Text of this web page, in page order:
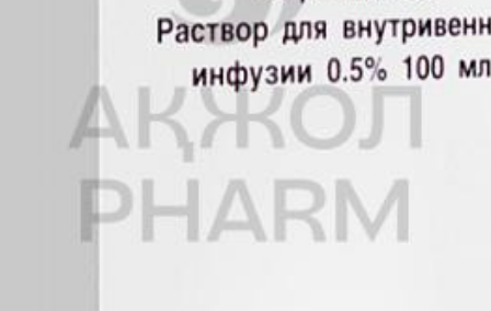
путей (включая пиелонефрит). Негоспитальные пневмонии.
инфекцией. 50 мг/кг массы тела 1 раз в сутки
дозы из приведенного диапазона. Не превышать
режима введения препарата: Острый средний отит
профилактика хирургических инфекций. Однократное
в сутки, продолжительность лечения 10-14 дней.
принимать во внимание национальные и местные
следует продолжать в течение 48-72 часов после
пожилого возраста При условии нормального
с нарушением функции печени Имеющиеся данные не
нормальной функции почек. Исследования по применению
с нарушением функции почек Имеющиеся данные не
функция печени не нарушена. В случаях претерминальной
находящихся на диализе дополнительного введения